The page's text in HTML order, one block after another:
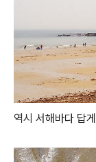
역시 서해바다 답